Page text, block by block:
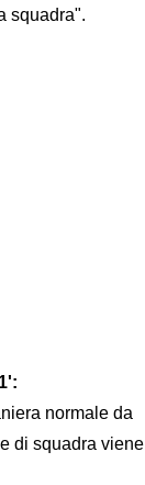
squadra".
normale da
di squadra viene